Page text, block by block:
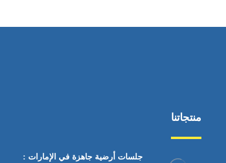
منتجاتنا
جلسات أرضية جاهزة في الإمارات :